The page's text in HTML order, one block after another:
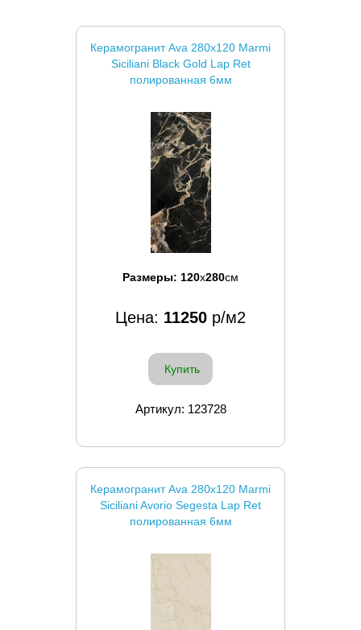
Керамогранит Ava 280x120 Marmi
Siciliani Black Gold Lap Ret
полированная 6мм
Размеры: 120x280см
Цена: 11250 р/м2
Купить
Артикул: 123728
Керамогранит Ava 280x120 Marmi
Siciliani Avorio Segesta Lap Ret
полированная 6мм